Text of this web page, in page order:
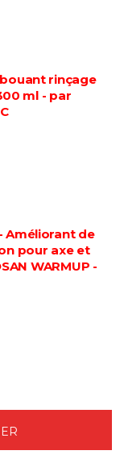
rinçage
ml - par
Améliorant de
pour axe et
WARMUP -